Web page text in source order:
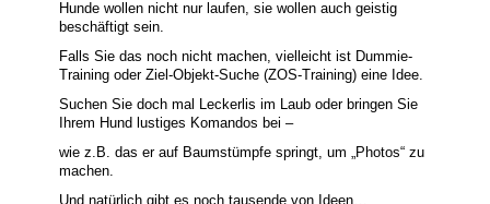
Hunde wollen nicht nur laufen, sie wollen auch geistig
beschäftigt sein.
Falls Sie das noch nicht machen, vielleicht ist Dummie-
Training oder Ziel-Objekt-Suche (ZOS-Training) eine Idee.
Suchen Sie doch mal Leckerlis im Laub oder bringen Sie
Ihrem Hund lustiges Komandos bei –
wie z.B. das er auf Baumstümpfe springt, um „Photos“ zu
machen.
Und natürlich gibt es noch tausende von Ideen…